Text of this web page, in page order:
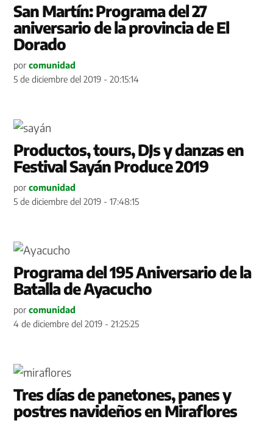
San Martín: Programa del 27
aniversario de la provincia de El
Dorado
por comunidad
5 de diciembre del 2019 - 20:15:14
Productos, tours, DJs y danzas en
Festival Sayán Produce 2019
por comunidad
5 de diciembre del 2019 - 17:48:15
Programa del 195 Aniversario de la
Batalla de Ayacucho
por comunidad
4 de diciembre del 2019 - 21:25:25
Tres días de panetones, panes y
postres navideños en Miraflores